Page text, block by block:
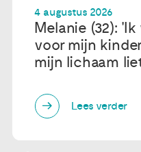
4 augustus 2026
Melanie (32):
voor mijn
mijn lichaam
Lees verder